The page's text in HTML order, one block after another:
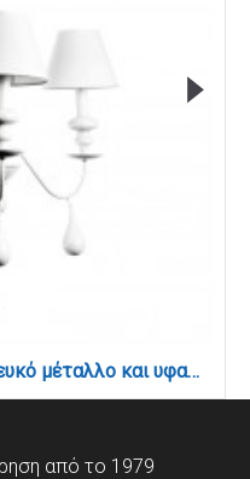
Κρεμαστό φωτιστικό από λευκό μέταλλο και υφασμάτινο καπέλο (5295-3Φ-Λευκό)
από το 1979